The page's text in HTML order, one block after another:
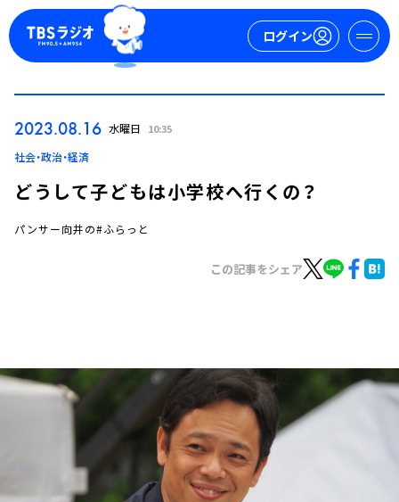
ログイン
トピックス
TBS Podcast
お知らせ
イベント・グッズ
YouTube
会社情報
2023.08.16 水曜日 10:35
社会・政治・経済
どうして子どもは小学校へ行くの？
パンサー向井の#ふらっと
この記事をシェア